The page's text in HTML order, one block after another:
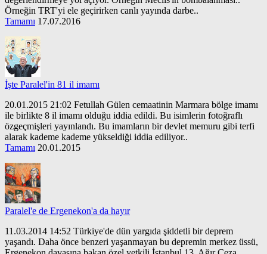
Örneğin TRT'yi ele geçirirken canlı yayında darbe..
Tamamı 17.07.2016
İşte Paralel'in 81 il imamı
20.01.2015 21:02 Fetullah Gülen cemaatinin Marmara bölge imamı
ile birlikte 8 il imamı olduğu iddia edildi. Bu isimlerin fotoğraflı
özgeçmişleri yayınlandı. Bu imamların bir devlet memuru gibi terfi
alarak kademe kademe yükseldiği iddia ediliyor..
Tamamı 20.01.2015
Paralel'e de Ergenekon'a da hayır
11.03.2014 14:52 Türkiye'de dün yargıda şiddetli bir deprem
yaşandı. Daha önce benzeri yaşanmayan bu depremin merkez üssü,